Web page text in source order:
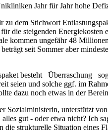
Jahr für Jahr hohe
dem Stichwort
die steigenden
kommen ungefähr 48
seit Sommer aber
besteht Überraschung
seien und solche ggf. im
dazu noch etwas in der
Sozialministerin, unterstützt
gut - oder etwa nicht? Ich
die strukturelle Situation eines